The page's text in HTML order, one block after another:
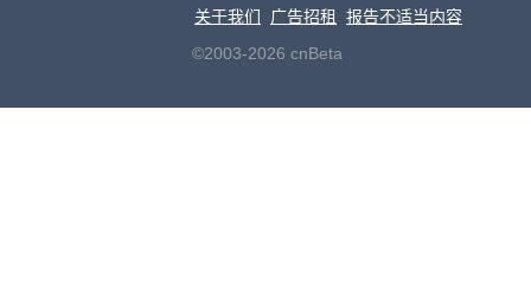
关于我们
广告招租
报告不适当内容
©2003-2026 cnBeta